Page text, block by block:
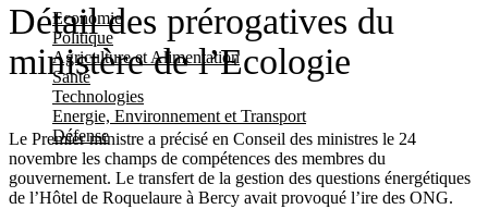
Economie
Politique
Agriculture et Alimentation
Santé
Technologies
Energie, Environnement et Transport
Défense
Détail des prérogatives du
ministère de l’Ecologie
Le Premier ministre a précisé en Conseil des ministres le 24
novembre les champs de compétences des membres du
gouvernement. Le transfert de la gestion des questions énergétiques
de l’Hôtel de Roquelaure à Bercy avait provoqué l’ire des ONG.